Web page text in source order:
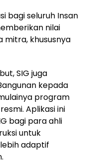
bagi seluruh Insan
nilai
khususnya
SIG juga
kepada
program
Aplikasi ini
bagi para ahli
untuk
adaptif